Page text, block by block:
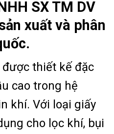
SX TM DV
xuất và phân
thiết kế đặc
cao trong hệ
khí. Với loại giấy
cho lọc khí, bụi